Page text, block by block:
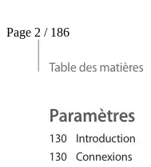
Page 2 / 186